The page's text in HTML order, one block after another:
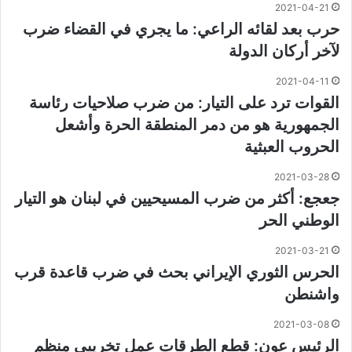
2021-04-21
حرب بعد لقائه الراعي: ما يجري في القضاء ضرب
لآخر أركان الدولة
2021-04-11
القوات ترد على التيار: من ضرب صلاحيات رئاسة
الجمهورية هو من دمر المنطقة الحرة وأشعل
الحروب العبثية
2021-03-28
جعجع: أكثر من ضرب المسيحيين في لبنان هو التيار
الوطني الحر
2021-03-21
الحرس الثوري ⁧‫الإيراني‬⁩ بحث في ضرب قاعدة قرب
واشنطن
2021-03-08
الرئيس عون: قطع الطرقات عمل تخريبي منظم